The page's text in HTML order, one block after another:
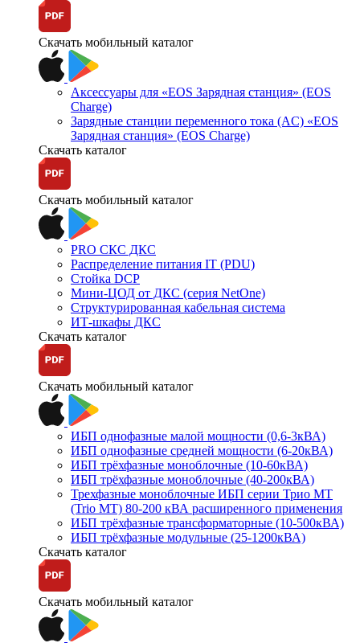
Скачать мобильный каталог
Аксессуары для «EOS Зарядная станция» (EOS
Charge)
Зарядные станции переменного тока (AC) «EOS
Зарядная станция» (EOS Charge)
Скачать каталог
Скачать мобильный каталог
PRO СКС ДКС
Распределение питания IT (PDU)
Стойка DCP
Мини-ЦОД от ДКС (серия NetOne)
Структурированная кабельная система
ИТ-шкафы ДКС
Скачать каталог
Скачать мобильный каталог
ИБП однофазные малой мощности (0,6-3кВА)
ИБП однофазные средней мощности (6-20кВА)
ИБП трёхфазные моноблочные (10-60кВА)
ИБП трёхфазные моноблочные (40-200кВА)
Трехфазные моноблочные ИБП серии Трио МТ
(Trio MT) 80-200 кВА расширенного применения
ИБП трёхфазные трансформаторные (10-500кВА)
ИБП трёхфазные модульные (25-1200кВА)
Скачать каталог
Скачать мобильный каталог